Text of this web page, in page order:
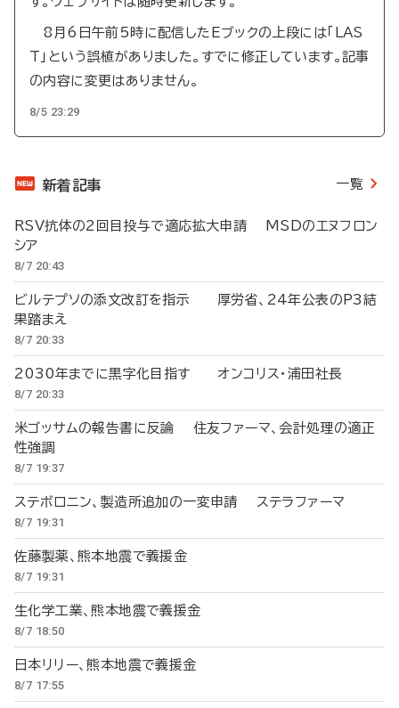
8月6日午前5時に配信したEブックの上段には「LAS
T」という誤植がありました。すでに修正しています。記事
の内容に変更はありません。
8/5 23:29
新着記事 一覧
RSV抗体の2回目投与で適応拡大申請 MSDのエヌフロン
シア
8/7 20:43
ビルテプソの添文改訂を指示 厚労省、24年公表のP3結
果踏まえ
8/7 20:33
2030年までに黒字化目指す オンコリス・浦田社長
8/7 20:33
米ゴッサムの報告書に反論 住友ファーマ、会計処理の適正
性強調
8/7 19:37
ステボロニン、製造所追加の一変申請 ステラファーマ
8/7 19:31
佐藤製薬、熊本地震で義援金
8/7 19:31
生化学工業、熊本地震で義援金
8/7 18:50
日本リリー、熊本地震で義援金
8/7 17:55